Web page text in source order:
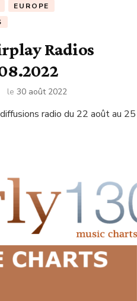
EUROPE
Radios
le 30 août 2022
radio du 22 août au 25